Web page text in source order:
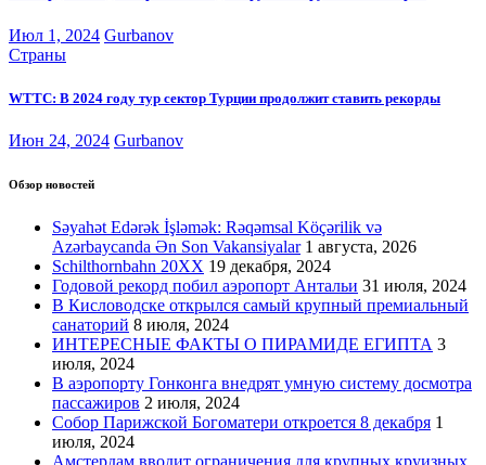
Июл 1, 2024 Gurbanov
Страны
WTTC: В 2024 году тур сектор Турции продолжит ставить рекорды
Июн 24, 2024 Gurbanov
Обзор новостей
Səyahət Edərək İşləmək: Rəqəmsal Köçərilik və
Azərbaycanda Ən Son Vakansiyalar 1 августа, 2026
Schilthornbahn 20XX 19 декабря, 2024
Годовой рекорд побил аэропорт Антальи 31 июля, 2024
В Кисловодске открылся самый крупный премиальный
санаторий 8 июля, 2024
ИНТЕРЕСНЫЕ ФАКТЫ О ПИРАМИДЕ ЕГИПТА 3
июля, 2024
В аэропорту Гонконга внедрят умную систему досмотра
пассажиров 2 июля, 2024
Собор Парижской Богоматери откроется 8 декабря 1
июля, 2024
Амстердам вводит ограничения для крупных круизных